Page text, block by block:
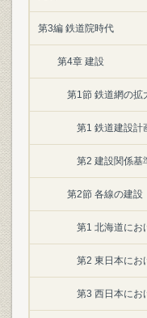
第3編 鉄道院時代
第4章 建設
第1節 鉄道網の拡
第1 鉄道建設計
第2 建設関係基
第2節 各線の建設
第1 北海道にお
第2 東日本にお
第3 西日本にお